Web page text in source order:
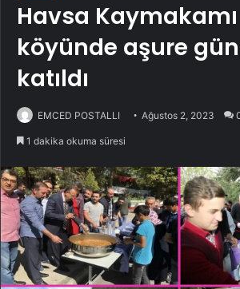
Havsa
köyünde aşure
katıldı
EMCED POSTALLI Ağustos 2, 2023
1 dakika okuma süresi